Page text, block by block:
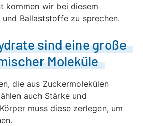
kommen wir bei diesem
Ballaststoffe zu sprechen.
sind eine große
Moleküle
die aus Zuckermolekülen
auch Stärke und
muss diese zerlegen, um